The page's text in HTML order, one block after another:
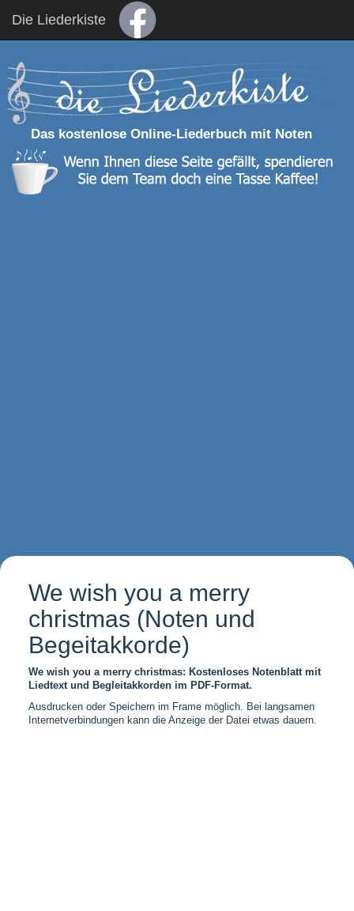
Die Liederkiste
Das kostenlose Online-Liederbuch mit Noten
We wish you a merry
christmas (Noten und
Begeitakkorde)
We wish you a merry christmas: Kostenloses Notenblatt mit
Liedtext und Begleitakkorden im PDF-Format.
Ausdrucken oder Speichern im Frame möglich. Bei langsamen
Internetverbindungen kann die Anzeige der Datei etwas dauern.